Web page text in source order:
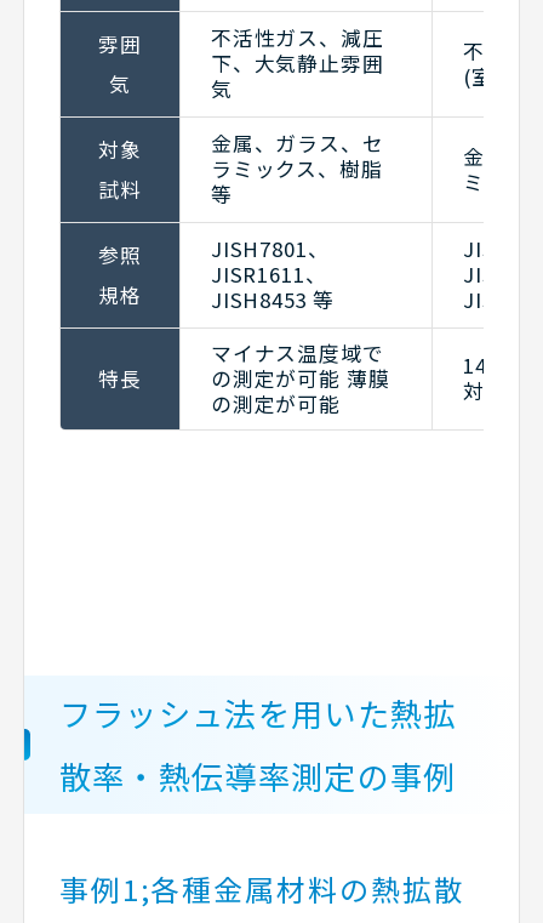
雰囲
気
不活性ガス、減圧
下、大気静止雰囲
気
不活性
(室温
対象
試料
金属、ガラス、セ
ラミックス、樹脂
等
金属、
ミック
参照
規格
JISH7801、
JISR1611、
JISH8453 等
特長
マイナス温度域で
の測定が可能 薄膜
の測定が可能
対応が
フラッシュ法を用いた熱拡
散率・熱伝導率測定の事例
事例1;各種金属材料の熱拡散